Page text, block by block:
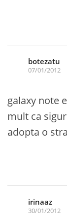
botezatu
07/01/2012
galaxy note
mult ca
adopta o
irinaaz
30/01/2012